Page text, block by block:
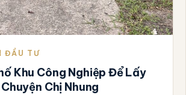
ĐẦU TƯ
Khu Công Nghiệp Để Lấy
Chị Nhung